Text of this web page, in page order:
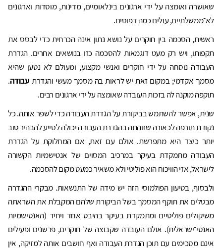
שאושרה ואומצה על ידי ארגונים בינלאומיים, מדינות, מוסדות וארגונים
לא־ממשלתיים, עולים כמה דפוסים.
ראשית, הסכמה בין חוקרים על נושא נתון אינה הכרחית כדי לבסס את
תקפותו, ויש רק מעט דוגמאות להסכמה כזו בנושאים אחרים. הגדרת
העבודה נוסחה על ידי חוקרים ואנשי מקצוע, ומעולם לא נטען שהיא
מסמך אקדמי; במקום זאת יש לראות בה מסמך מעשי והגדרת עבודה.
תוקפה מוקנה לה בזכות העובדה שאומצה על ידי ארגונים רבים.
שנית, אפשר להשתמש בביקורת על הגדרת העבודה כדי לשפר אותה. כל
נקודת תורפה לכאורה שזוהתה בהגדרת העבודה יכולה לסייע להבהיר טוב
יותר כיצד היא מתפרשת. אולם עם זאת, אם המחלוקת על הגדרת
העבודה מתמקדת בעיקר במרכיב המסוים של אנטישמיות הקשורה
לישראל, אזי הוויכוח הוא פוליטי ולא משאיר כמעט מקום להסכמה.
ולבסוף, בטיעון הפולמוסי הזה יש מידה של התנשאות. מבקרי ההגדרה
מבטלים את תוקף המסמך בשל הביקורת שלהם המקבלת את השראתה
משיקולים פוליטיים ומתמקדת בעיקר בהיבט אחד ויחיד (האנטישמיות
האנטי־ישראלית). אולם העובדה שקבוצה של חוקרים, פרשנים ופעילים
אינם מסכימים עם תוכן הגדרת העבודה ואף חושבים אותה למזיקה, אין